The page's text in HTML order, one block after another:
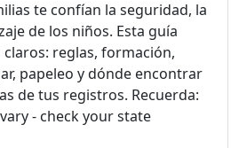
te confían la seguridad, la
de los niños. Esta guía
reglas, formación,
papeleo y dónde encontrar
de tus registros. Recuerda:
- check your state